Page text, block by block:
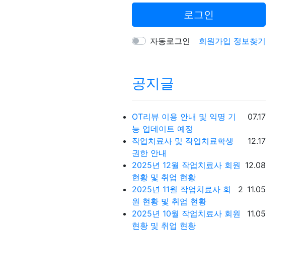
로그인
자동로그인 회원가입 정보찾기
공지글
등록일
07.17
OT리뷰 이용 안내 및 익명 기
능 업데이트 예정
등록일
12.17
작업치료사 및 작업치료학생
권한 안내
등록일
12.08
2025년 12월 작업치료사 회원
현황 및 취업 현황
등록일
11.05
2025년 11월 작업치료사 회
원 현황 및 취업 현황
댓글
2
등록일
11.05
2025년 10월 작업치료사 회원
현황 및 취업 현황